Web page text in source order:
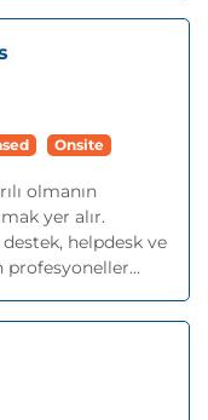
Onsite
olmanın
yer alır.
helpdesk ve